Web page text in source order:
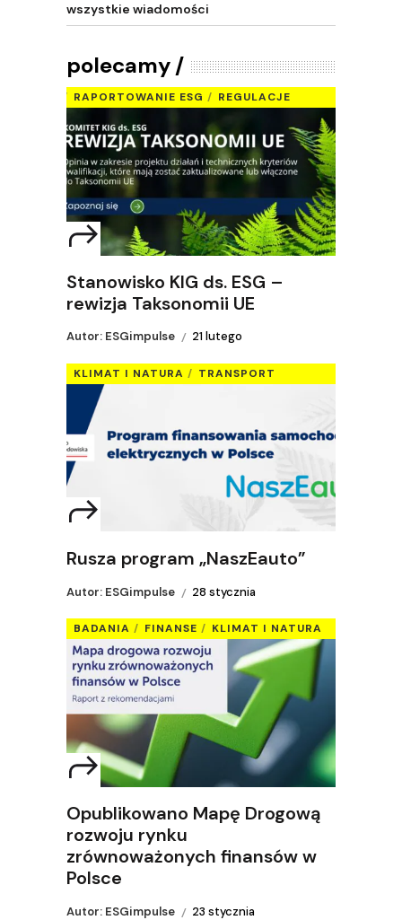
wszystkie wiadomości
polecamy
RAPORTOWANIE ESG REGULACJE
Stanowisko KIG ds. ESG –
rewizja Taksonomii UE
Autor: ESGimpulse 21 lutego
KLIMAT I NATURA TRANSPORT
Rusza program „NaszEauto”
Autor: ESGimpulse 28 stycznia
BADANIA FINANSE KLIMAT I NATURA
Opublikowano Mapę Drogową
rozwoju rynku
zrównoważonych finansów w
Polsce
Autor: ESGimpulse 23 stycznia